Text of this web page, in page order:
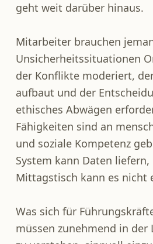
geht weit darüber hinaus.
Mitarbeiter brauchen
Unsicherheitssituationen
der Konflikte moderiert,
aufbaut und der
ethisches Abwägen
Fähigkeiten sind an
und soziale Kompetenz
System kann Daten liefern,
Mittagstisch kann es nicht
Was sich für
müssen zunehmend in der